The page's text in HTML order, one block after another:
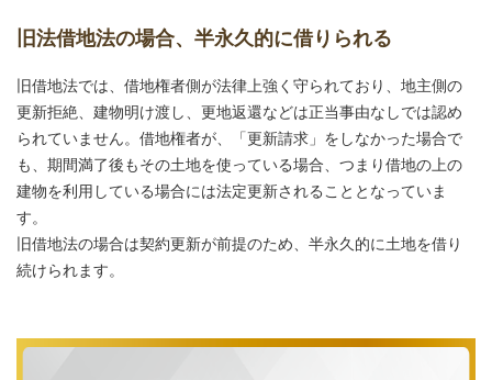
旧法借地法の場合、半永久的に借りられる
旧借地法では、借地権者側が法律上強く守られており、地主側の
更新拒絶、建物明け渡し、更地返還などは正当事由なしでは認め
られていません。借地権者が、「更新請求」をしなかった場合で
も、期間満了後もその土地を使っている場合、つまり借地の上の
建物を利用している場合には法定更新されることとなっていま
す。
旧借地法の場合は契約更新が前提のため、半永久的に土地を借り
続けられます。